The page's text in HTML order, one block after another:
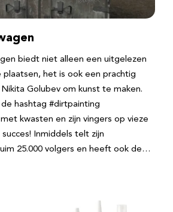
biedt niet alleen een uitgelezen
het is ook een prachtig
Golubev om kunst te maken.
hashtag #dirtpainting
kwasten en zijn vingers op vieze
Inmiddels telt zijn
25.000 volgers en heeft ook de…